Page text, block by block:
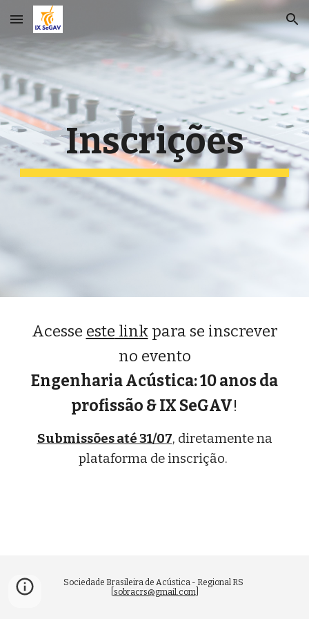
Skip to main content Skip to navigation
Inscrições
Acesse este linkpara se inscrever
no evento
Engenharia Acústica: 10 anos da
profissão & IX SeGAV!
Submissões até 31/07, diretamente na
plataforma de inscrição.
Sociedade Brasileira de Acústica - Regional RS
sobracrs@gmail.com]